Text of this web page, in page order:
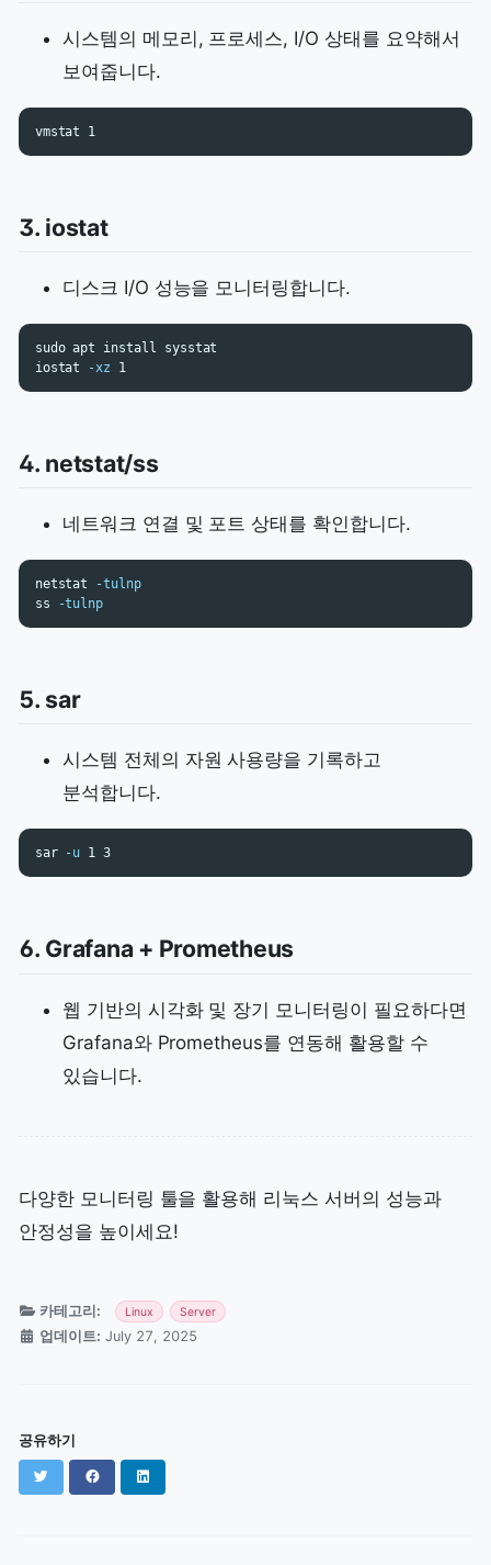
시스템의 메모리, 프로세스, I/O 상태를 요약해서
보여줍니다.
3. iostat
디스크 I/O 성능을 모니터링합니다.
sudo apt install sysstat
iostat
-xz
4. netstat/ss
네트워크 연결 및 포트 상태를 확인합니다.
netstat
-tulnp
ss
-tulnp
5. sar
시스템 전체의 자원 사용량을 기록하고
분석합니다.
sar -u
6. Grafana + Prometheus
웹 기반의 시각화 및 장기 모니터링이 필요하다면
Grafana와 Prometheus를 연동해 활용할 수
있습니다.
다양한 모니터링 툴을 활용해 리눅스 서버의 성능과
안정성을 높이세요!
카테고리: Linux Server
업데이트: July 27, 2025
공유하기
Twitter Facebook